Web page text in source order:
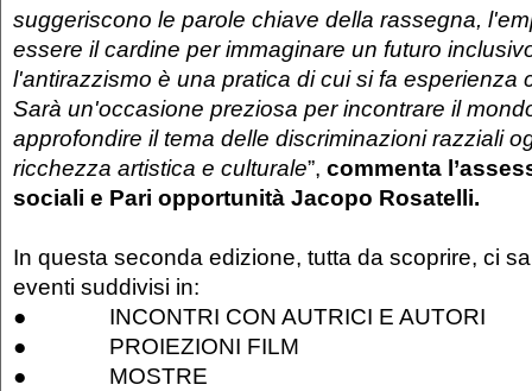
suggeriscono le parole chiave della rassegna,
essere il cardine per immaginare un futuro
l'antirazzismo è una pratica di cui si fa esperienza
Sarà un'occasione preziosa per incontrare il
approfondire il tema delle discriminazioni razziali
ricchezza artistica e culturale”, commenta
sociali e Pari opportunità Jacopo Rosatelli.
In questa seconda edizione, tutta da scoprire, ci
eventi suddivisi in:
● INCONTRI CON AUTRICI E AUTORI
● PROIEZIONI FILM
● MOSTRE